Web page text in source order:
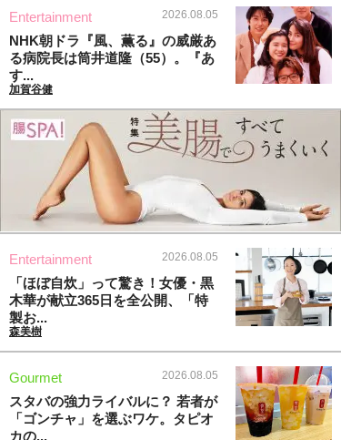
Entertainment 2026.08.05
NHK朝ドラ『風、薫る』の威厳あ
る病院長は筒井道隆（55）。『あ
す...
加賀谷健
Entertainment 2026.08.05
「ほぼ自炊」って驚き！女優・黒
木華が献立365日を全公開、「特
製お...
森美樹
Gourmet 2026.08.05
スタバの強力ライバルに？ 若者が
「ゴンチャ」を選ぶワケ。タピオ
カの...